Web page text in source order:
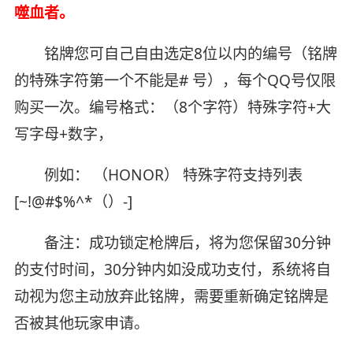
噬血者。
铭牌您可自己自由选定8位以内的编号（铭牌
的特殊字符第一个不能是# 号），每个QQ号仅限
购买一次。编号格式：（8个字符）特殊字符+大
写字母+数字，
例如： （HONOR） 特殊字符支持列表
[~!@#$%^*（）-]
备注：成功锁定枪牌后，将为您保留30分钟
的支付时间，30分钟内如没成功支付，系统将自
动视为您主动放弃此铭牌，需要重新确定铭牌是
否被其他玩家申请。